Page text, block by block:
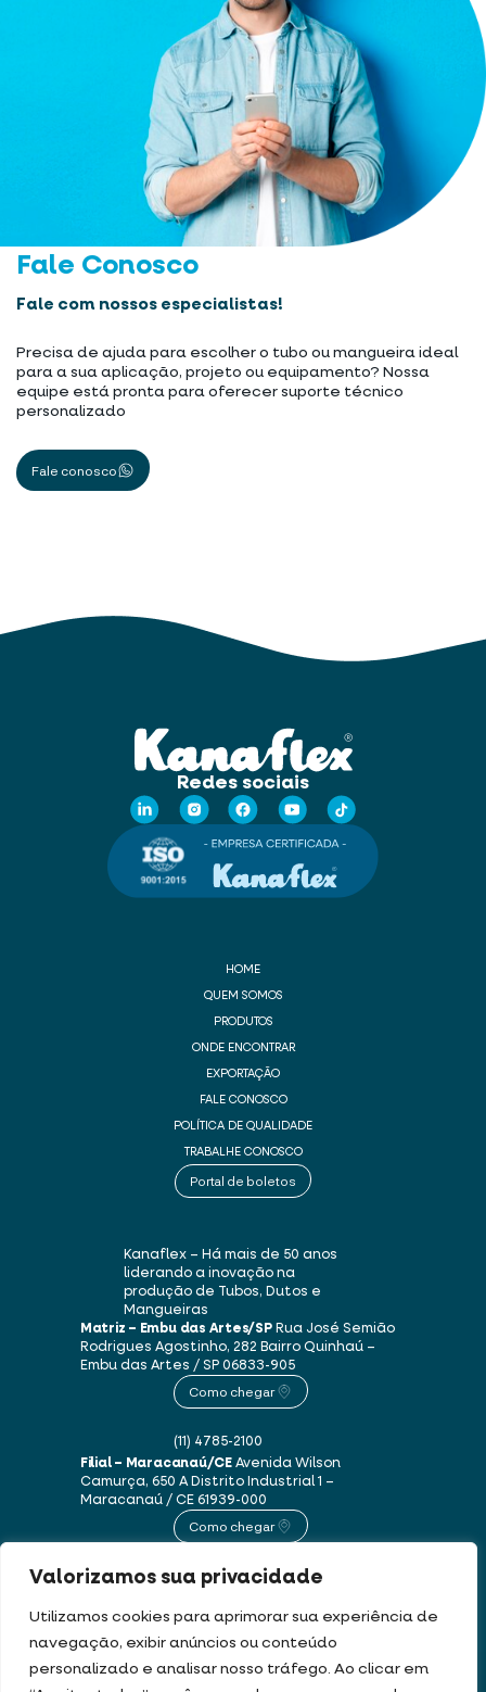
Valorizamos sua privacidade
Utilizamos cookies para aprimorar sua experiência de
navegação, exibir anúncios ou conteúdo
personalizado e analisar nosso tráfego. Ao clicar em
Fale Conosco
Fale com nossos especialistas!
Precisa de ajuda para escolher o tubo ou mangueira ideal
para a sua aplicação, projeto ou equipamento? Nossa
equipe está pronta para oferecer suporte técnico
personalizado
Fale conosco
Redes sociais
HOME
QUEM SOMOS
PRODUTOS
ONDE ENCONTRAR
EXPORTAÇÃO
FALE CONOSCO
POLÍTICA DE QUALIDADE
TRABALHE CONOSCO
Portal de boletos
Kanaflex – Há mais de 50 anos
liderando a inovação na
produção de Tubos, Dutos e
Mangueiras
Matriz – Embu das Artes/SPRua José Semião
Rodrigues Agostinho, 282 Bairro Quinhaú –
Embu das Artes / SP06833-905
Como chegar
(11) 4785-2100
Filial – Maracanaú/CEAvenida Wilson
Camurça, 650 ADistrito Industrial 1 –
Maracanaú / CE61939-000
Como chegar
(85) 3250-1235
Este site usa cookies e dados pessoais de acordo com os nossosTermos de Uso e